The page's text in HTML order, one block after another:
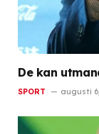
De kan
SPORT augusti